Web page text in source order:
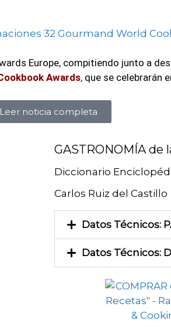
Europe, compitiendo junto a
Awards, que se celebrarán
Leer noticia completa
GASTRONOMÍA de
Diccionario
Carlos Ruiz del Castillo
Datos Técnicos:
Datos Técnicos: